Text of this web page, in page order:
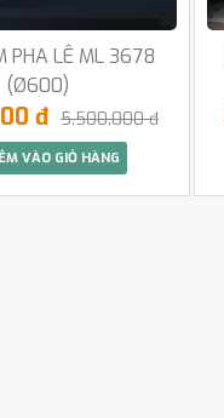
PHA LÊ ML 3678
(Ø600)
đ 5.500.000 đ
VÀO GIỎ HÀNG